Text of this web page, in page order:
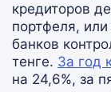
кредиторов
портфеля,
банков
тенге. За год
на 24,6%, за